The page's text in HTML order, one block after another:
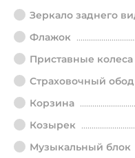
Зеркало заднего
Флажок
Приставные колеса
Страховочный обод
Корзина
Козырек
Музыкальный блок